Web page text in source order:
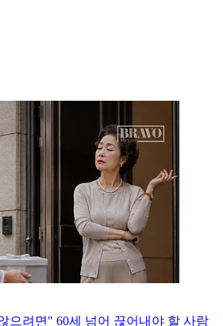
으려면" 60세 넘어 끊어내야 할 사람